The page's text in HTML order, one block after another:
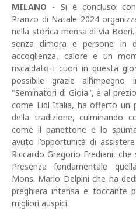
MILANO - Si è concluso
Pranzo di Natale 2024
nella storica mensa di via
senza dimora e persone in
accoglienza, calore e un
riscaldato i cuori in questa
possibile grazie
"Seminatori di Gioia", e al
come Lidl Italia, ha offerto un
della tradizione, culminando
come il panettone e lo
avuto l’opportunità di
Riccardo Gregorio Frediani,
Presenza fondamentale
Mons. Mario Delpini che ha
preghiera intensa e toccante
migliori auspici.